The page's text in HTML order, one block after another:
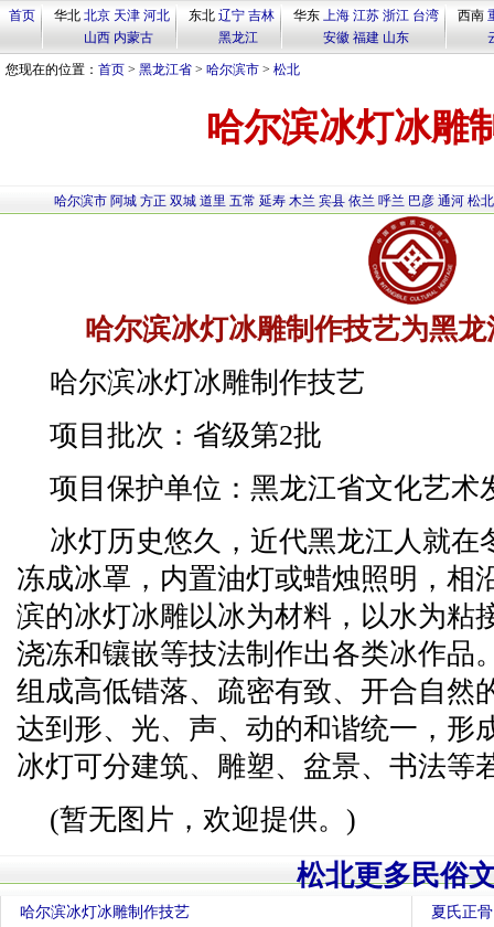
首页 华北 北京 天津 河北
山西 内蒙古
东北 辽宁 吉林
黑龙江
华东 上海 江苏 浙江 台湾
安徽 福建 山东
西南
您现在的位置： 首页 > 黑龙江省 > 哈尔滨市 > 松北
哈尔滨冰灯冰雕
哈尔滨市 阿城 方正 双城 道里 五常 延寿 木兰 宾县 依兰 呼兰 巴彦 通河 松北
哈尔滨冰灯冰雕制作技艺为黑
哈尔滨冰灯冰雕制作技艺
项目批次：省级第2批
项目保护单位：黑龙江省文化艺术
冰灯历史悠久，近代黑龙江人就在
冻成冰罩，内置油灯或蜡烛照明，相
滨的冰灯冰雕以冰为材料，以水为粘
浇冻和镶嵌等技法制作出各类冰作品
组成高低错落、疏密有致、开合自然
达到形、光、声、动的和谐统一，形
冰灯可分建筑、雕塑、盆景、书法等
(暂无图片，欢迎提供。)
松北更多民俗
哈尔滨冰灯冰雕制作技艺 夏氏正骨